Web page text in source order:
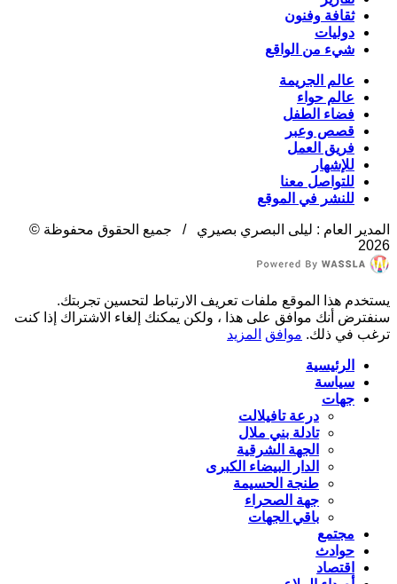
ثقافة وفنون
دوليات
شيء من الواقع
عالم الجريمة
عالم حواء
فضاء الطفل
قصص وعبر
فريق العمل
للإشهار
للتواصل معنا
للنشر في الموقع
المدير العام : ليلى البصري بصيري / جميع الحقوق محفوظة ©
2026
يستخدم هذا الموقع ملفات تعريف الارتباط لتحسين تجربتك.
سنفترض أنك موافق على هذا ، ولكن يمكنك إلغاء الاشتراك إذا كنت
ترغب في ذلك. موافق المزيد
الرئيسية
سياسة
جهات
درعة تافيلالت
تادلة بني ملال
الجهة الشرقية
الدار البيضاء الكبرى
طنجة الحسيمة
جهة الصحراء
باقي الجهات
مجتمع
حوادث
اقتصاد